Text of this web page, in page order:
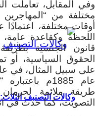
وكالات التصنيف الثلاث:
وفي المقابل، تعاملت
مختلفة من
أوقات مختلفة،
اللحظة وكقاعدة عامة،
قانون الجنسية
الحقوق السياسية، أو
عام 1885م
طريقة ملائمة لحرمان
التصويت، كما حدث في انتخابات